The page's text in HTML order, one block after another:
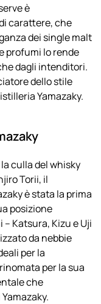
è
carattere, che
dei single malt
profumi lo rende
dagli intenditori.
dello stile
Yamazaky.
culla del whisky
Torii, il
è stata la prima
posizione
Katsura, Kizu e Uji
da nebbie
per la
per la sua
che